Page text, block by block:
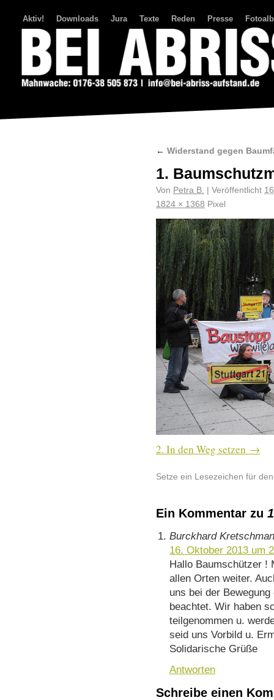
Aktiv! Downloads Jura Texte Reden Presse
← Widerstand gegen
1.
Von Petra B. Veröffentlicht
1824 × 1368 Pixel
2. In den Weg setzen
Setze ein Lesezeichen für
Ein Kommentar zu
Burckhard
16. Oktober 2013 um
Hallo Baumschützer !
allen Orten weiter.
uns bei der
beachtet. Wir haben
teilgenommen u.
seid uns Vorbild u.
Solidarische Grüße
Antworten
Schreibe einen